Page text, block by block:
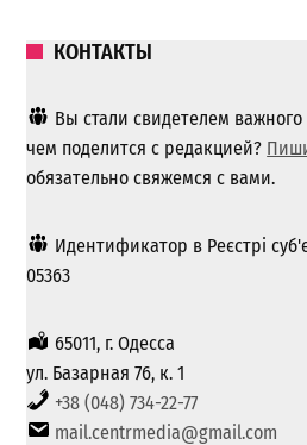
КОНТАКТЫ
Вы стали свидетелем
чем поделится с редакцией?
обязательно свяжемся с вами.
Идентификатор в Реєстрі
05363
65011, г. Одесса
ул. Базарная 76, к. 1
+38 (048) 734-22-77
mail.centrmedia@gmail.com